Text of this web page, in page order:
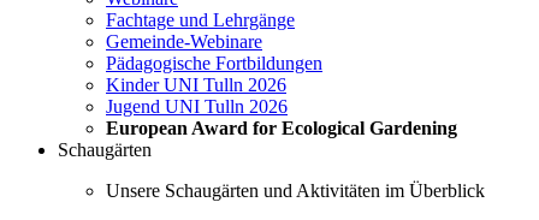
Fachtage und Lehrgänge
Gemeinde-Webinare
Pädagogische Fortbildungen
Kinder UNI Tulln 2026
Jugend UNI Tulln 2026
European Award for Ecological Gardening
Schaugärten
Unsere Schaugärten und Aktivitäten im Überblick